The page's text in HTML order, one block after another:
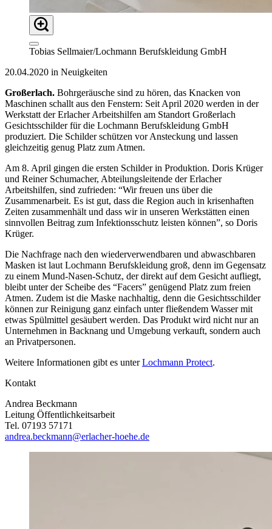
Tobias Sellmaier/Lochmann Berufskleidung GmbH
20.04.2020 in Neuigkeiten
Großerlach. Bohrgeräusche sind zu hören, das Knacken von
Maschinen schallt aus den Fenstern: Seit April 2020 werden in der
Werkstatt der Erlacher Arbeitshilfen am Standort Großerlach
Gesichtsschilder für die Lochmann Berufskleidung GmbH
produziert. Die Schilder schützen vor Ansteckung und lassen
gleichzeitig genug Platz zum Atmen.
Am 8. April gingen die ersten Schilder in Produktion. Doris Krüger
und Reiner Schumacher, Abteilungsleitende der Erlacher
Arbeitshilfen, sind zufrieden: “Wir freuen uns über die
Zusammenarbeit. Es ist gut, dass die Region auch in krisenhaften
Zeiten zusammenhält und dass wir in unseren Werkstätten einen
sinnvollen Beitrag zum Infektionsschutz leisten können”, so Doris
Krüger.
Die Nachfrage nach den wiederverwendbaren und abwaschbaren
Masken ist laut Lochmann Berufskleidung groß, denn im Gegensatz
zu einem Mund-Nasen-Schutz, der direkt auf dem Gesicht aufliegt,
bleibt unter der Scheibe des “Facers” genügend Platz zum freien
Atmen. Zudem ist die Maske nachhaltig, denn die Gesichtsschilder
können zur Reinigung ganz einfach unter fließendem Wasser mit
etwas Spülmittel gesäubert werden. Das Produkt wird nicht nur an
Unternehmen in Backnang und Umgebung verkauft, sondern auch
an Privatpersonen.
Weitere Informationen gibt es unterLochmann Protect.
Kontakt
Andrea Beckmann
Leitung Öffentlichkeitsarbeit
Tel. 07193 57171
andrea.beckmann@erlacher-hoehe.de